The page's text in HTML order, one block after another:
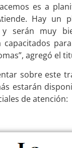
es a
Hay un
serán muy
capacitados
agregó el
sobre este
estarán
de atención: